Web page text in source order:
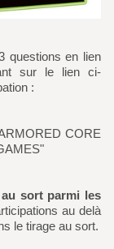
sur le lien ci-
:
CORE
sort parmi les
au delà
le tirage au sort.